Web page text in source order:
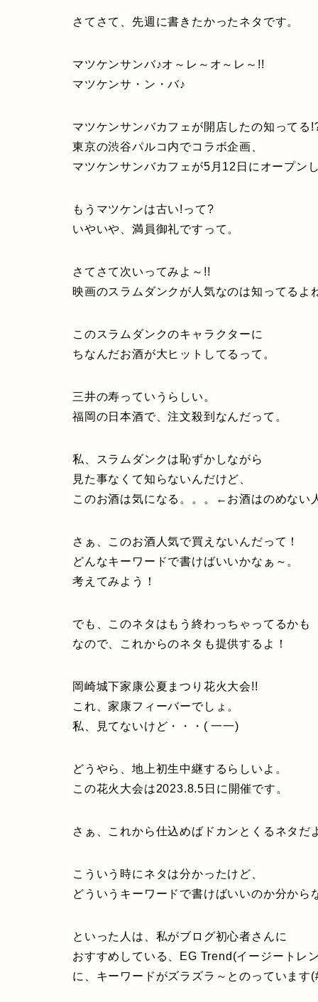
さてさて、先週に書きたかったネタです。
マツケンサンバ♪オ～レ～オ～レ～!!
マツケンサ・ン・バ♪
マツケンサンバカフェが開店したの知ってる
東京の渋谷パルコ内でコラボ企画、
マツケンサンバカフェが5月12日にオープンし
もうマツケンは古い!って?
いやいや、満員御礼ですって。
さてさて次いってみよ～!!
映画のスラムダンクが人気なのは知ってるよ
このスラムダンクのキャラクターに
ちなんだお酒が大ヒットしてるって。
三井の寿っていうらしい。
福岡の日本酒で、注文殺到なんだって。
私、スラムダンクは恥ずかしながら
見た事なくて知らないんだけど、
このお酒は気になる。。。←お酒はのめない
さぁ、このお酒人気で買えないんだって！
どんなキーワードで書けばいいかなぁ～。
考えてみよう！
でも、このネタはもう終わっちゃってるかも
なので、これからのネタも提供するよ！
岡崎城下家康公夏まつり花火大会!!
これ、家康フィーバーでしょ。
私、見てないけど・・・( 一一)
どうやら、地上初生中継するらしいよ。
この花火大会は2023.8.5日に開催です。
さぁ、これから仕込めばドカンとくるネタだ
こういう時にネタは分かったけど、
どういうキーワードで書けばいいのか分から
といった人は、私がブログ初心者さんに
おすすめしている、EG Trend(イージートレ
に、キーワードがズラズラ～とのっています